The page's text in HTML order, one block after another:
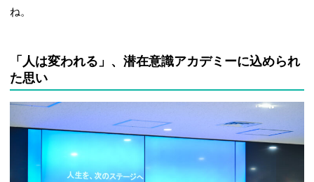
ね。
「人は変われる」、潜在意識アカデミーに込められ
た思い